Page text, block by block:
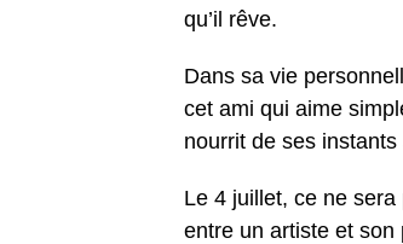
qu’il rêve.
Dans sa vie
cet ami qui aime
nourrit de ses instants
Le 4 juillet, ce ne
entre un artiste et